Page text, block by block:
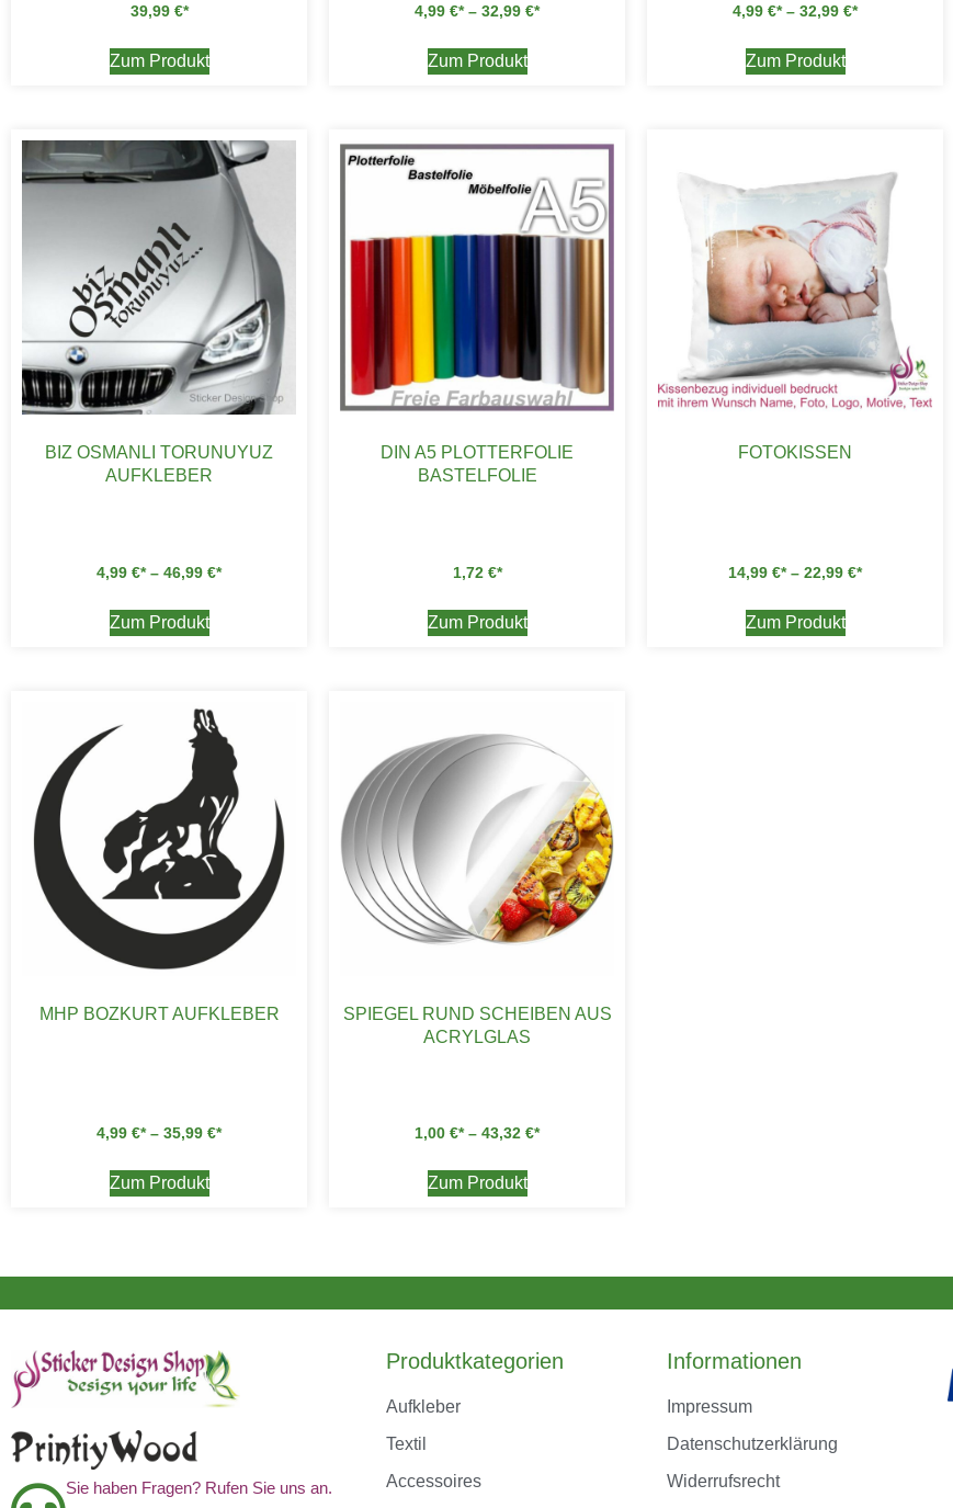
39,99 €
Zum Produkt
4,99 € – 32,99 €
Zum Produkt
4,99 € – 32,99 €
Zum Produkt
BIZ OSMANLI TORUNUYUZ
AUFKLEBER
4,99 € – 46,99 €
Zum Produkt
DIN A5 PLOTTERFOLIE
BASTELFOLIE
1,72 €
Zum Produkt
FOTOKISSEN
14,99 € – 22,99 €
Zum Produkt
MHP BOZKURT AUFKLEBER
4,99 € – 35,99 €
Zum Produkt
SPIEGEL RUND SCHEIBEN AUS
ACRYLGLAS
1,00 € – 43,32 €
Zum Produkt
Sie haben Fragen? Rufen Sie uns an.
Produktkategorien
Aufkleber
Textil
Accessoires
Informationen
Impressum
Datenschutzerklärung
Widerrufsrecht